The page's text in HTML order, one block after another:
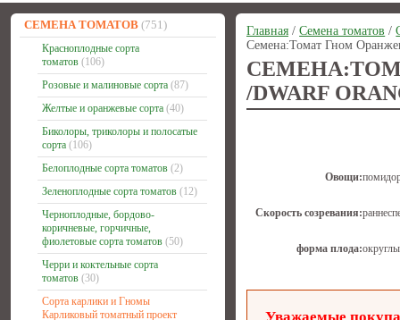
СЕМЕНА ТОМАТОВ (751)
Красноплодные сорта
томатов (106)
Розовые и малиновые сорта (87)
Желтые и оранжевые сорта (40)
Биколоры, триколоры и полосатые
сорта (106)
Белоплодные сорта томатов (2)
Зеленоплодные сорта томатов (12)
Черноплодные, бордово-
коричневые, горчичные,
фиолетовые сорта томатов (50)
Черри и коктельные сорта
томатов (30)
Сорта карлики и Гномы
Карликовый томатный проект
Главная /Семена томатов /
Семена:Томат Гном
/DWARF
Овощи:
Скорость созревания:
форма плода: